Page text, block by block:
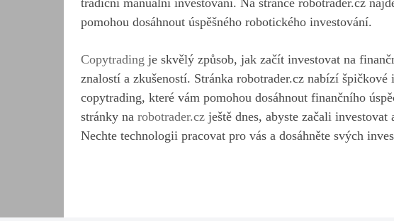
pomohou dosáhnout úspěšného robotického investování.
Copytrading je skvělý způsob, jak začít investovat na
znalostí a zkušeností. Stránka robotrader.cz nabízí
copytrading, které vám pomohou dosáhnout finančního
stránky na robotrader.cz ještě dnes, abyste začali
Nechte technologii pracovat pro vás a dosáhněte svých